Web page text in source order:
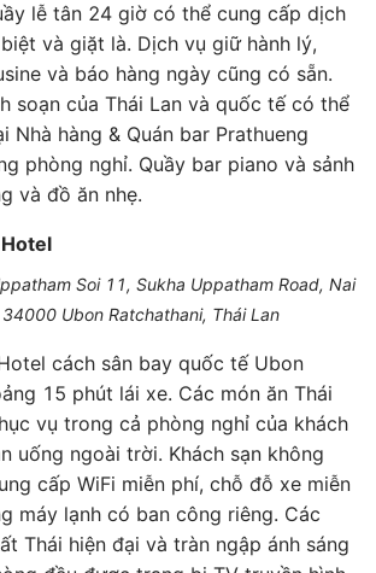
lễ tân 24 giờ có thể cung cấp dịch
và giặt là. Dịch vụ giữ hành lý,
và báo hàng ngày cũng có sẵn.
soạn của Thái Lan và quốc tế có thể
Nhà hàng & Quán bar Prathueng
phòng nghỉ. Quầy bar piano và sảnh
và đồ ăn nhẹ.
Soi 11, Sukha Uppatham Road, Nai
Ubon Ratchathani, Thái Lan
cách sân bay quốc tế Ubon
15 phút lái xe. Các món ăn Thái
vụ trong cả phòng nghỉ của khách
uống ngoài trời. Khách sạn không
cấp WiFi miễn phí, chỗ đỗ xe miễn
máy lạnh có ban công riêng. Các
Thái hiện đại và tràn ngập ánh sáng